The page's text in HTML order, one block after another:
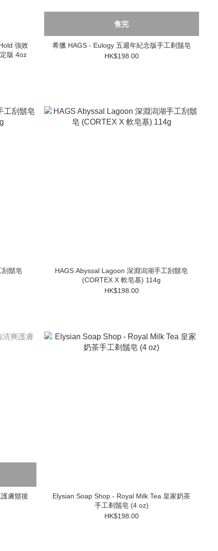
強效
版 4oz
售完
希臘 HAGS - Eulogy 五週年紀念版手工剃鬚皂
HK$198.00
刮鬍皂
HAGS Abyssal Lagoon 深淵潟湖手工刮鬍皂
(CORTEX X 軟皂基) 114g
HK$198.00
膚鬍後
Elysian Soap Shop - Royal Milk Tea 皇家奶茶
手工剃鬚皂 (4 oz)
HK$198.00